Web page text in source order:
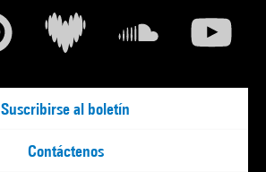
Suscribirse al boletín
Contáctenos